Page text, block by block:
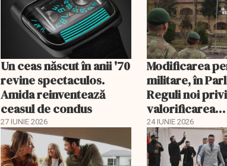
Un ceas născut în anii '70
revine spectaculos.
Amida reinventează
ceasul de condus
27 IUNIE 2026
Modificarea
militare, în
Reguli noi
valorificarea
perioadelor
de cotizare
24 IUNIE 2026